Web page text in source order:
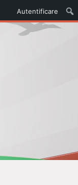
Autentificare